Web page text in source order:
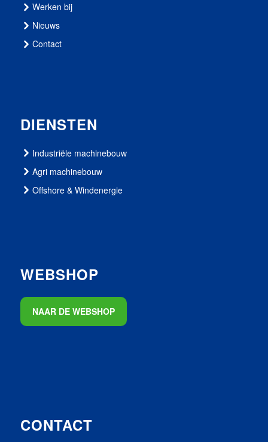
Werken bij
Nieuws
Contact
DIENSTEN
Industriële machinebouw
Agri machinebouw
Offshore & Windenergie
WEBSHOP
NAAR DE WEBSHOP
CONTACT